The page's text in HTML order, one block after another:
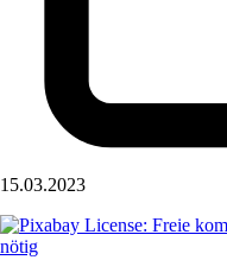
15.03.2023